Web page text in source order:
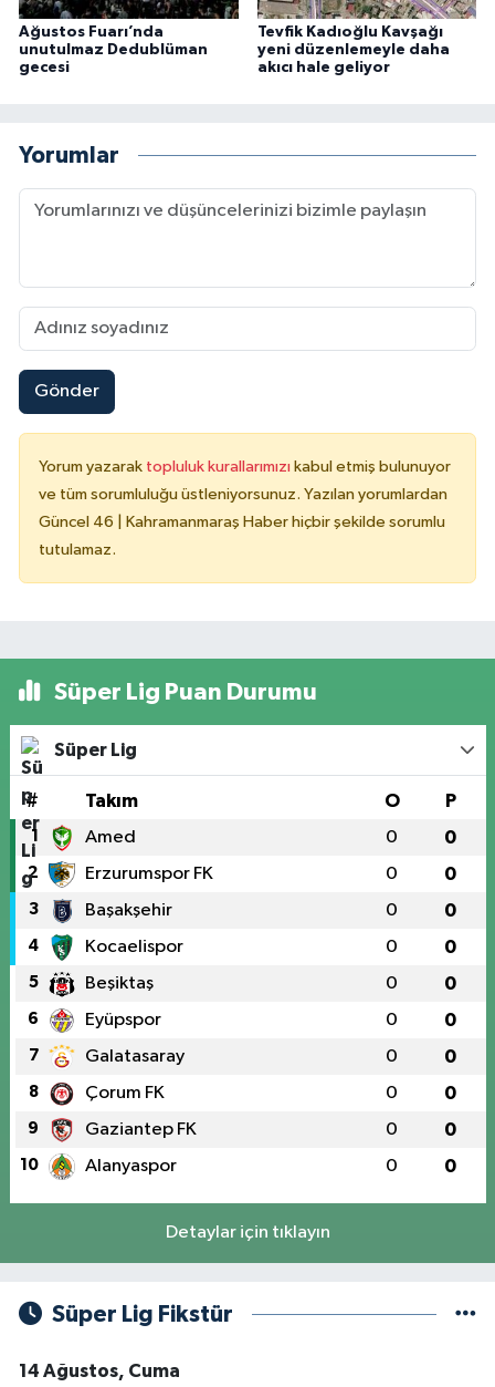
Ağustos Fuarı’nda
unutulmaz Dedublüman
gecesi
Tevfik Kadıoğlu Kavşağı
yeni düzenlemeyle daha
akıcı hale geliyor
Yorumlar
Gönder
Yorum yazarak topluluk kurallarımızı kabul etmiş bulunuyor
ve tüm sorumluluğu üstleniyorsunuz. Yazılan yorumlardan
Güncel 46 | Kahramanmaraş Haber hiçbir şekilde sorumlu
tutulamaz.
Süper Lig Puan Durumu
Süper Lig
# Takım O P
1 Amed 0 0
2 Erzurumspor FK 0 0
3 Başakşehir 0 0
4 Kocaelispor 0 0
5 Beşiktaş 0 0
6 Eyüpspor 0 0
7 Galatasaray 0 0
8 Çorum FK 0 0
9 Gaziantep FK 0 0
10 Alanyaspor 0 0
Detaylar için tıklayın
Süper Lig Fikstür
14 Ağustos, Cuma